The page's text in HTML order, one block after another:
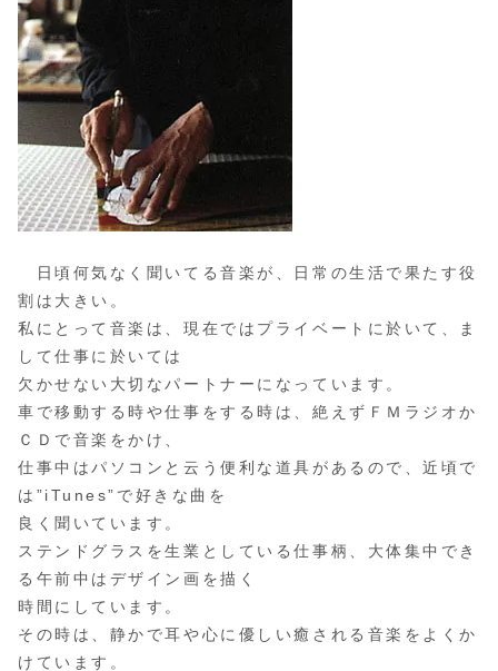
日頃何気なく聞いてる音楽が、日常の生活で果たす役
割は大きい。
私にとって音楽は、現在ではプライベートに於いて、ま
して仕事に於いては
欠かせない大切なパートナーになっています。
車で移動する時や仕事をする時は、絶えずＦＭラジオか
ＣＤで音楽をかけ、
仕事中はパソコンと云う便利な道具があるので、近頃で
は”iTunes”で好きな曲を
良く聞いています。
ステンドグラスを生業としている仕事柄、大体集中でき
る午前中はデザイン画を描く
時間にしています。
その時は、静かで耳や心に優しい癒される音楽をよくか
けています。